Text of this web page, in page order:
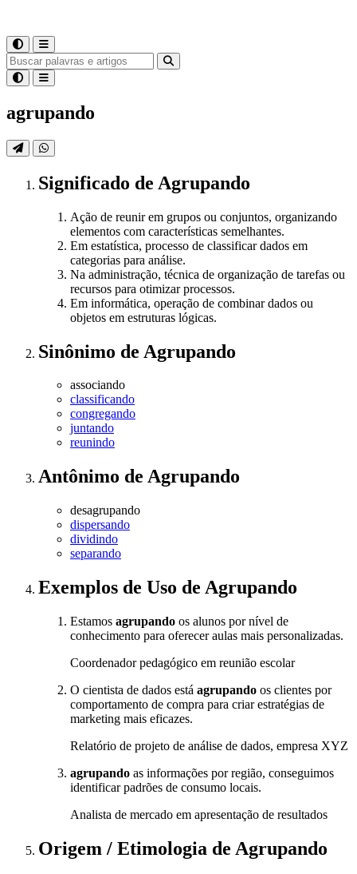
agrupando
Significado de Agrupando
Ação de reunir em grupos ou conjuntos, organizando
elementos com características semelhantes.
Em estatística, processo de classificar dados em
categorias para análise.
Na administração, técnica de organização de tarefas ou
recursos para otimizar processos.
Em informática, operação de combinar dados ou
objetos em estruturas lógicas.
Sinônimo de Agrupando
associando
classificando
congregando
juntando
reunindo
Antônimo de Agrupando
desagrupando
dispersando
dividindo
separando
Exemplos de Uso de Agrupando
Estamos agrupando os alunos por nível de
conhecimento para oferecer aulas mais personalizadas.
Coordenador pedagógico em reunião escolar
O cientista de dados está agrupando os clientes por
comportamento de compra para criar estratégias de
marketing mais eficazes.
Relatório de projeto de análise de dados, empresa XYZ
agrupando as informações por região, conseguimos
identificar padrões de consumo locais.
Analista de mercado em apresentação de resultados
Origem / Etimologia de Agrupando